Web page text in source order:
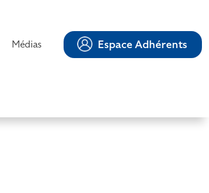
Médias Espace Adhérents